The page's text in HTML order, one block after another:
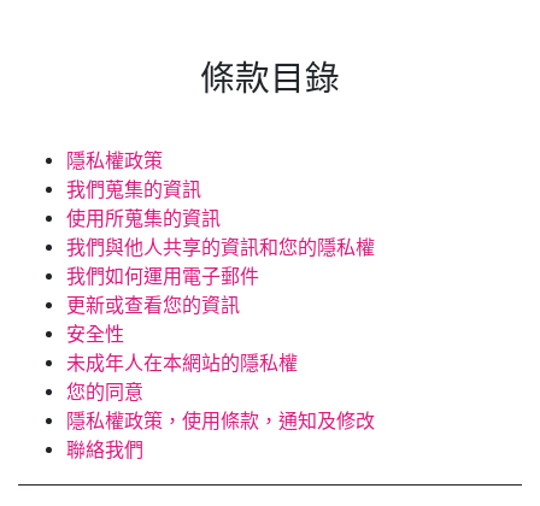
條款目錄
隱私權政策
我們蒐集的資訊
使用所蒐集的資訊
我們與他人共享的資訊和您的隱私權
我們如何運用電子郵件
更新或查看您的資訊
安全性
未成年人在本網站的隱私權
您的同意
隱私權政策，使用條款，通知及修改
聯絡我們